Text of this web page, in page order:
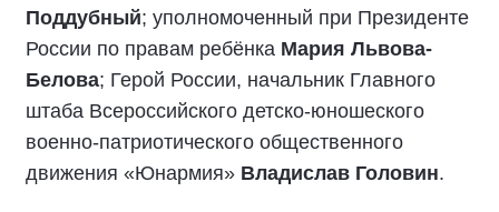
Поддубный; уполномоченный при Президенте
России по правам ребёнка Мария Львова-
Белова; Герой России, начальник Главного
штаба Всероссийского детско-юношеского
военно-патриотического общественного
движения «Юнармия» Владислав Головин.